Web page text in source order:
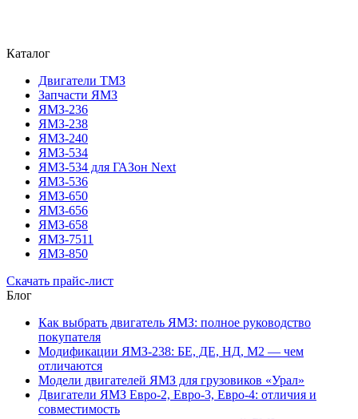
Каталог
Двигатели ТМЗ
Запчасти ЯМЗ
ЯМЗ-236
ЯМЗ-238
ЯМЗ-240
ЯМЗ-534
ЯМЗ-534 для ГАЗон Next
ЯМЗ-536
ЯМЗ-650
ЯМЗ-656
ЯМЗ-658
ЯМЗ-7511
ЯМЗ-850
Скачать прайс-лист
Блог
Как выбрать двигатель ЯМЗ: полное руководство
покупателя
Модификации ЯМЗ-238: БЕ, ДЕ, НД, М2 — чем
отличаются
Модели двигателей ЯМЗ для грузовиков «Урал»
Двигатели ЯМЗ Евро-2, Евро-3, Евро-4: отличия и
совместимость